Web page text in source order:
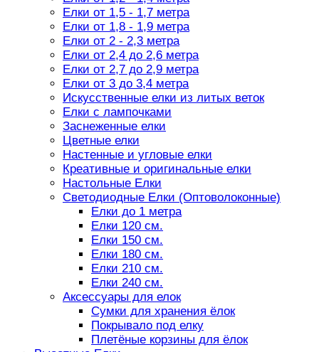
Елки от 1,5 - 1,7 метра
Елки от 1,8 - 1,9 метра
Елки от 2 - 2,3 метра
Елки от 2,4 до 2,6 метра
Елки от 2,7 до 2,9 метра
Елки от 3 до 3,4 метра
Искусственные елки из литых веток
Елки с лампочками
Заснеженные елки
Цветные елки
Настенные и угловые елки
Креативные и оригинальные елки
Настольные Елки
Светодиодные Елки (Оптоволоконные)
Елки до 1 метра
Елки 120 см.
Елки 150 см.
Елки 180 см.
Елки 210 см.
Елки 240 см.
Аксессуары для елок
Сумки для хранения ёлок
Покрывало под елку
Плетёные корзины для ёлок